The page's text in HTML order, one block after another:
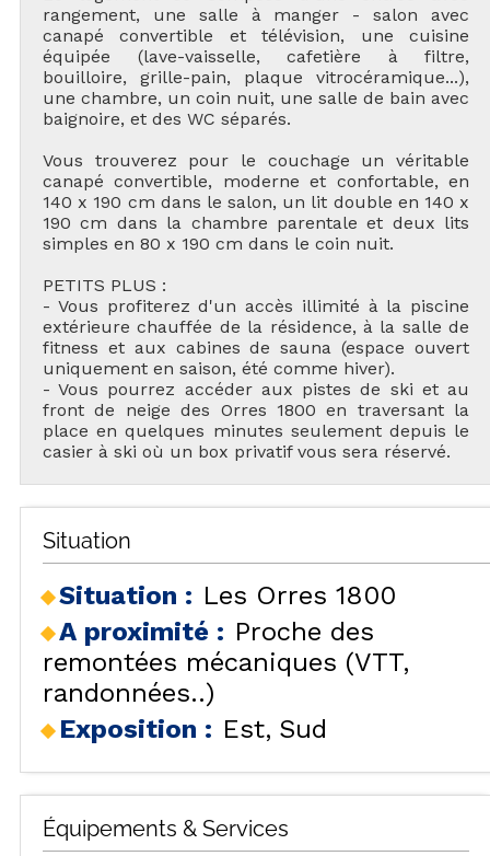
rangement, une salle à manger - salon avec
canapé convertible et télévision, une cuisine
équipée (lave-vaisselle, cafetière à filtre,
bouilloire, grille-pain, plaque vitrocéramique...),
une chambre, un coin nuit, une salle de bain avec
baignoire, et des WC séparés.
Vous trouverez pour le couchage un véritable
canapé convertible, moderne et confortable, en
140 x 190 cm dans le salon, un lit double en 140 x
190 cm dans la chambre parentale et deux lits
simples en 80 x 190 cm dans le coin nuit.
PETITS PLUS :
- Vous profiterez d'un accès illimité à la piscine
extérieure chauffée de la résidence, à la salle de
fitness et aux cabines de sauna (espace ouvert
uniquement en saison, été comme hiver).
- Vous pourrez accéder aux pistes de ski et au
front de neige des Orres 1800 en traversant la
place en quelques minutes seulement depuis le
casier à ski où un box privatif vous sera réservé.
Situation
Situation : Les Orres 1800
A proximité : Proche des
remontées mécaniques (VTT,
randonnées..)
Exposition : Est Sud
Équipements & Services